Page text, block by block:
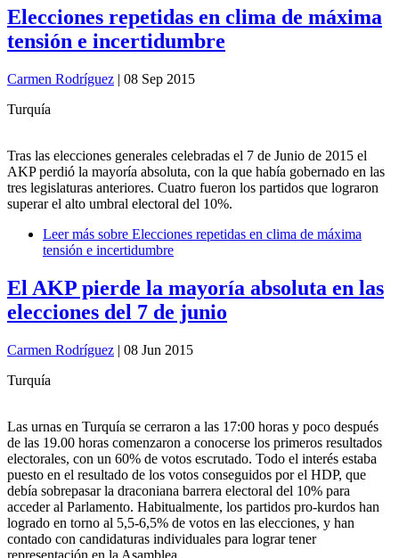
Elecciones repetidas en clima de máxima
tensión e incertidumbre
Carmen Rodríguez | 08 Sep 2015
Turquía
Tras las elecciones generales celebradas el 7 de Junio de 2015 el
AKP perdió la mayoría absoluta, con la que había gobernado en las
tres legislaturas anteriores. Cuatro fueron los partidos que lograron
superar el alto umbral electoral del 10%.
Leer más sobre Elecciones repetidas en clima de máxima
tensión e incertidumbre
El AKP pierde la mayoría absoluta en las
elecciones del 7 de junio
Carmen Rodríguez | 08 Jun 2015
Turquía
Las urnas en Turquía se cerraron a las 17:00 horas y poco después
de las 19.00 horas comenzaron a conocerse los primeros resultados
electorales, con un 60% de votos escrutado. Todo el interés estaba
puesto en el resultado de los votos conseguidos por el HDP, que
debía sobrepasar la draconiana barrera electoral del 10% para
acceder al Parlamento. Habitualmente, los partidos pro-kurdos han
logrado en torno al 5,5-6,5% de votos en las elecciones, y han
contado con candidaturas individuales para lograr tener